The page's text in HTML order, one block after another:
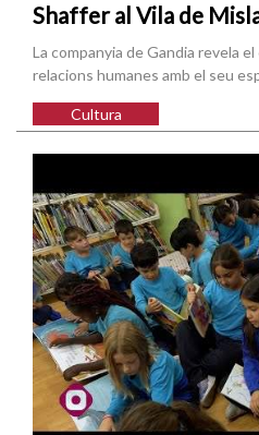
Shaffer al Vila de
La companyia de Gandia revela
relacions humanes amb el seu
Cultura